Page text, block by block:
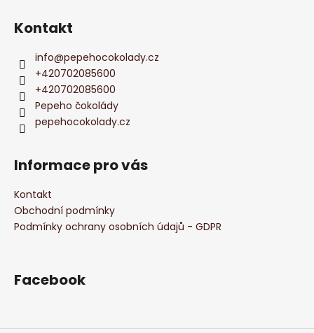
Kontakt
info@pepehocokolady.cz
+420702085600
+420702085600
Pepeho čokolády
pepehocokolady.cz
Informace pro vás
Kontakt
Obchodní podmínky
Podmínky ochrany osobních údajů - GDPR
Facebook